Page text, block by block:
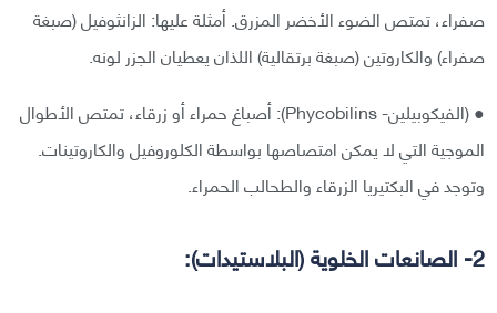
صفراء، تمتص الضوء الأخضر المزرق. أمثلة عليها: الزانثوفيل (صبغة
صفراء) والكاروتين (صبغة برتقالية) اللذان يعطيان الجزر لونه.
● (الفيكوبيلين- Phycobilins): أصباغ حمراء أو زرقاء، تمتص الأطوال
الموجية التي لا يمكن امتصاصها بواسطة الكلوروفيل والكاروتينات.
وتوجد في البكتيريا الزرقاء والطحالب الحمراء.
2- الصانعات الخلوية (البلاستيدات):